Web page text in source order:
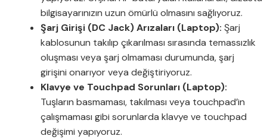
bilgisayarınızın uzun ömürlü olmasını sağlıyoruz.
Şarj Girişi (DC Jack) Arızaları (Laptop): Şarj
kablosunun takılıp çıkarılması sırasında temassızlık
oluşması veya şarj olmaması durumunda, şarj
girişini onarıyor veya değiştiriyoruz.
Klavye ve Touchpad Sorunları (Laptop):
Tuşların basmaması, takılması veya touchpad’in
çalışmaması gibi sorunlarda klavye ve touchpad
değişimi yapıyoruz.